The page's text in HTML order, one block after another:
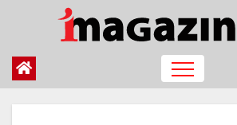
contenuto